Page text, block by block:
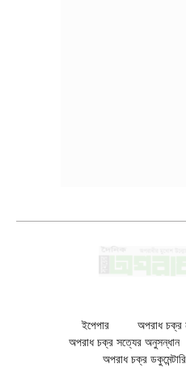
ইপেপার
অপরাধ চক্র
অপরাধ চক্র সত্যের অনুসন্ধান
অপরাধ চক্র ডকুমেন্টারি